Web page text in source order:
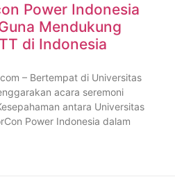
Power Indonesia
Mendukung
di Indonesia
– Bertempat di Universitas
acara seremoni
antara Universitas
Power Indonesia dalam